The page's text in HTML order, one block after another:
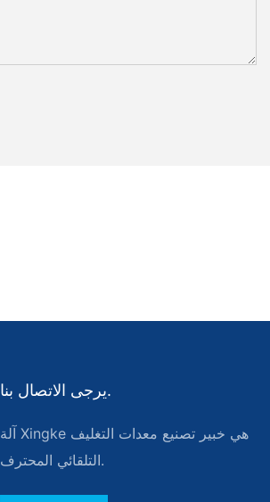
يرجى الاتصال بنا.
آلة Xingke هي خبير تصنيع معدات التغليف
التلقائي المحترف.